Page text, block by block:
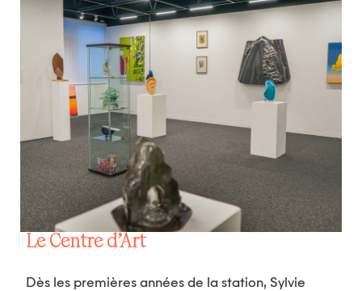
Le Centre d’Art
Dès les premières années de la station, Sylvie